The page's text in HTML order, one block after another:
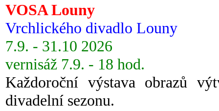
VOSA Louny
Vrchlického divadlo Louny
7.9. - 31.10 2026
vernisáž 7.9. - 18 hod.
Každoroční výstava obrazů
divadelní sezonu.